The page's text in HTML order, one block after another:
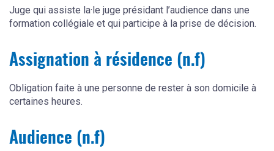
Juge qui assiste la·le juge présidant l’audience dans une
formation collégiale et qui participe à la prise de décision.
Assignation à résidence (n.f)
Obligation faite à une personne de rester à son domicile à
certaines heures.
Audience (n.f)